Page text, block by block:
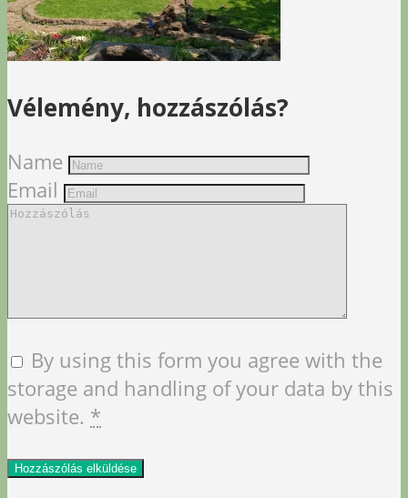
Vélemény, hozzászólás?
Name
Email
By using this form you agree with the
storage and handling of your data by this
website. *